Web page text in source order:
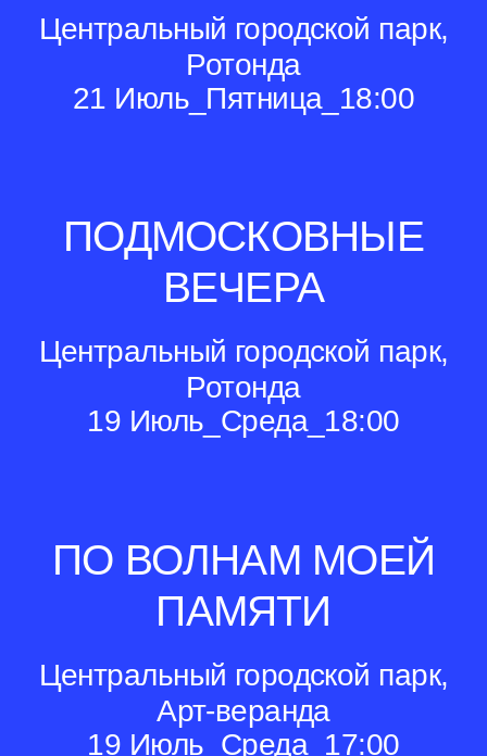
Центральный городской парк,
Ротонда
21 Июль_Пятница_18:00
ПОДМОСКОВНЫЕ
ВЕЧЕРА
Центральный городской парк,
Ротонда
19 Июль_Среда_18:00
ПО ВОЛНАМ МОЕЙ
ПАМЯТИ
Центральный городской парк,
Арт-веранда
19 Июль_Среда_17:00